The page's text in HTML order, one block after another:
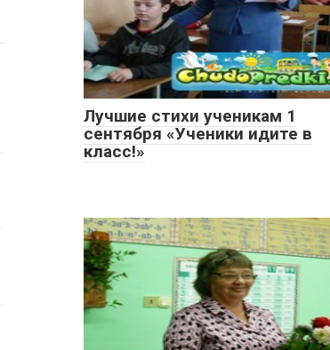
Лучшие стихи ученикам 1
сентября «Ученики идите в
класс!»